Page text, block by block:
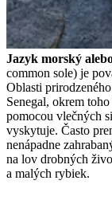
Jazyk morský
common sole) je
Oblasti
Senegal, okrem
pomocou vlečných
vyskytuje. Často
nenápadne
na lov drobných
a malých rybiek.